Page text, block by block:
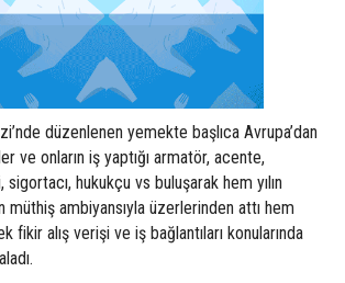
düzenlenen yemekte başlıca Avrupa’dan
ve onların iş yaptığı armatör, acente,
sigortacı, hukukçu vs buluşarak hem yılın
müthiş ambiyansıyla üzerlerinden attı hem
fikir alış verişi ve iş bağlantıları konularında